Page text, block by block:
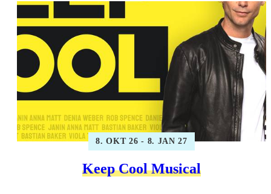
8. OKT 26 - 8. JAN 27
Keep Cool Musical